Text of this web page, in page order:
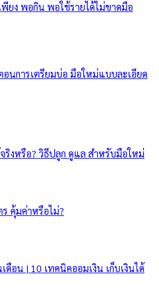
ยง พอกิน พอใช้รายได้ไม่ขาดมือ
นการเตรียมบ่อ มือใหม่แบบละเอียด
ริงหรือ? วิธีปลูก ดูแล สำหรับมือใหม่
คุ้มค่าหรือไม่?
อน | 10 เทคนิคออมเงิน เก็บเงินได้